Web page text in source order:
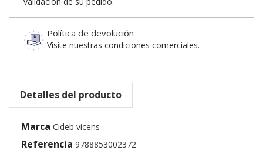
Política de devolución
Visite nuestras condiciones comerciales.
Detalles del producto
Marca Cideb vicens
Referencia 9788853002372